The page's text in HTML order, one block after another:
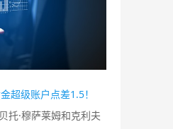
超级账户点差1.5！
托·穆萨莱姆和克利夫